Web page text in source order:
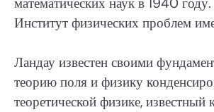
Институт физических проблем
Ландау известен своими
теорию поля и физику
теоретической физике,